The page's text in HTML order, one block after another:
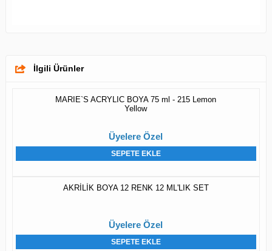
İlgili Ürünler
MARIE`S ACRYLIC BOYA 75 ml - 215 Lemon
Yellow
Üyelere Özel
SEPETE EKLE
AKRİLİK BOYA 12 RENK 12 ML'LIK SET
Üyelere Özel
SEPETE EKLE